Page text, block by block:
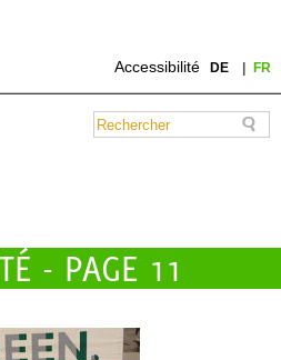
Accessibilité DE FR
- PAGE 11